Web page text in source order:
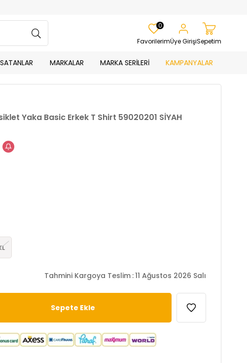
Favorilerim
0
Üye GirişiSepetim
MARKALAR MARKA SERİLERİ KAMPANYALAR
Yaka Basic Erkek T Shirt 59020201 SİYAH
Tahmini Kargoya Teslim :11 Ağustos 2026 Salı